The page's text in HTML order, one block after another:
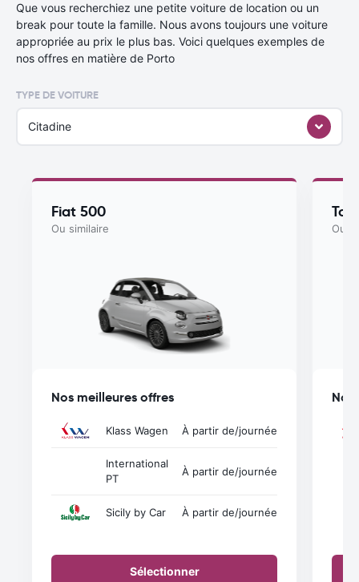
Que vous recherchiez une petite voiture de location ou un
break pour toute la famille. Nous avons toujours une voiture
appropriée au prix le plus bas. Voici quelques exemples de
nos offres en matière de Porto
TYPE DE VOITURE
Citadine
Fiat 500
Ou similaire
Nos meilleures offres
Klass Wagen À partir de/journée
International
PT
À partir de/journée
Sicily by Car À partir de/journée
Sélectionner
Ou
Nos